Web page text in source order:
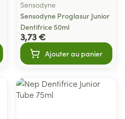
Sensodyne
Sensodyne Proglasur Junior
Dentifrice 50ml
3,73 €
Ajouter au panier